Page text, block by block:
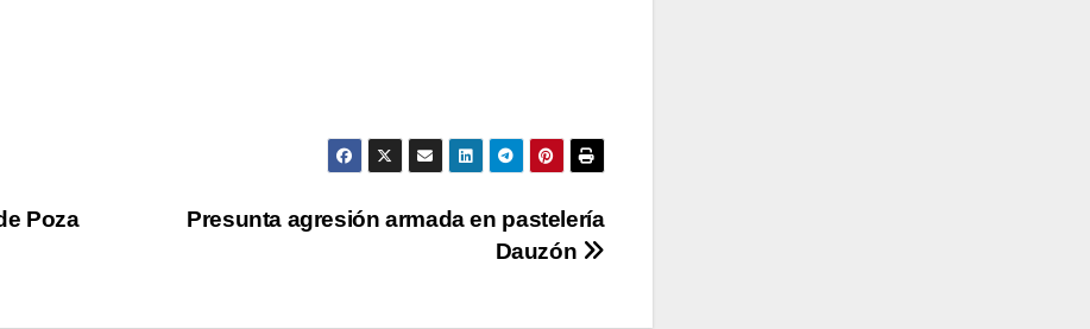
Presunta agresión armada en pastelería
Dauzón
Poza